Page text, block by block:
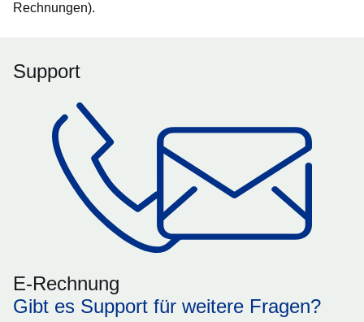
Rechnungen).
Support
E-Rechnung
Gibt es Support für weitere Fragen?